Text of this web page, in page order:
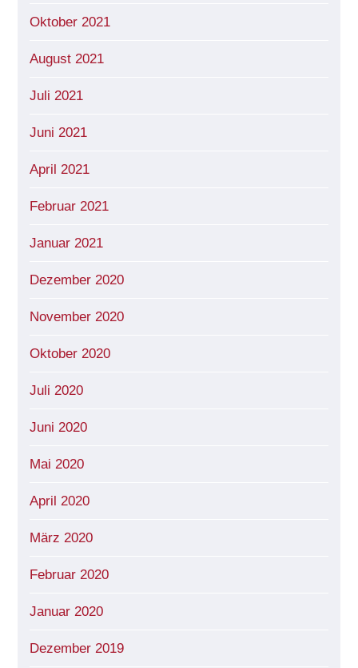
Oktober 2021
August 2021
Juli 2021
Juni 2021
April 2021
Februar 2021
Januar 2021
Dezember 2020
November 2020
Oktober 2020
Juli 2020
Juni 2020
Mai 2020
April 2020
März 2020
Februar 2020
Januar 2020
Dezember 2019